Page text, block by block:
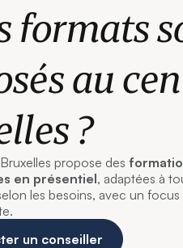
formats
au
?
propose des
en présentiel, adaptées à
les besoins, avec un
un conseiller